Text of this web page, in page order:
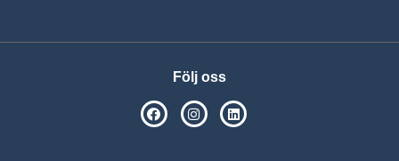
Följ oss
SPSM på Facebook
SPSM på Instagram